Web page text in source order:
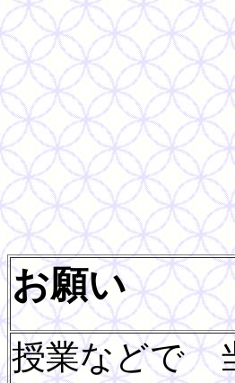
お願い
授業などで